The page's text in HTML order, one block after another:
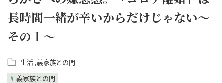
長時間一緒が辛いからだけじゃない～
その１～
生活 義家族との間
義家族との間